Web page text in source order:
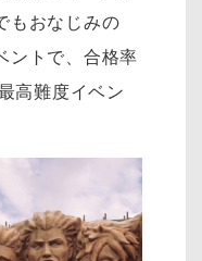
もおなじみの
ントで、合格率
高難度イベン